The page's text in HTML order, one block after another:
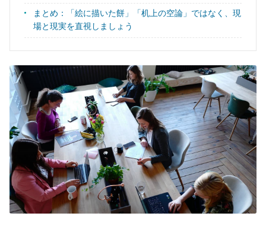
まとめ：「絵に描いた餅」「机上の空論」ではなく、現
場と現実を直視しましょう